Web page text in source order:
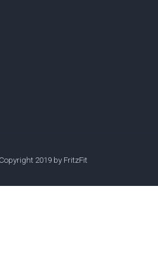
2019 by FritzFit